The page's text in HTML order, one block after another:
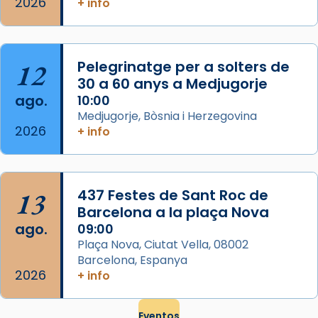
frare Joan Gaspar Roig, afirma en una obra
que les santes són filles de l’antiga Iluro.
Mataró en reivindicarà les relíq
Foto
View on Facebook ·
12
ago.
2026
Pelegrinatge per a solters de
30 a 60 anys a Medjugorje
10:00
Medjugorje, Bòsnia i Herzegovina
+ info
13
ago.
2026
437 Festes de Sant Roc de
Barcelona a la plaça Nova
09:00
Plaça Nova, Ciutat Vella, 08002
Barcelona, Espanya
+ info